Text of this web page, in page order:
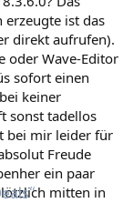
erzeugte ist das
direkt aufrufen).
oder Wave-Editor
sofort einen
keiner
sonst tadellos
bei mir leider für
Freude
ein paar
mitten in